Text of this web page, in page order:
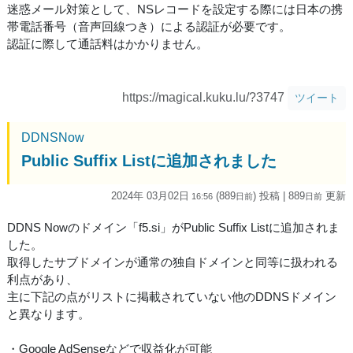
迷惑メール対策として、NSレコードを設定する際には日本の携
帯電話番号（音声回線つき）による認証が必要です。
認証に際して通話料はかかりません。
https://magical.kuku.lu/?3747 ツイート
DDNSNow
Public Suffix Listに追加されました
2024年 03月02日 16:56 (889日前) 投稿 | 889日前 更新
DDNS Nowのドメイン「f5.si」がPublic Suffix Listに追加されま
した。
取得したサブドメインが通常の独自ドメインと同等に扱われる
利点があり、
主に下記の点がリストに掲載されていない他のDDNSドメイン
と異なります。
・Google AdSenseなどで収益化が可能